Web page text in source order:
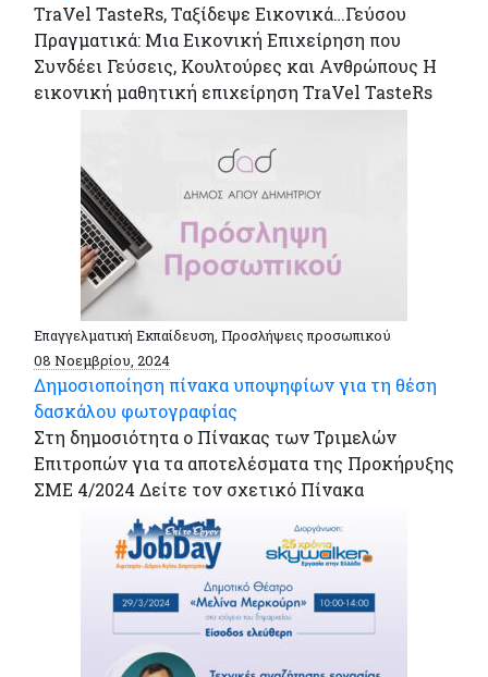
TraVel TasteRs, Ταξίδεψε Εικονικά…Γεύσου
Πραγματικά: Μια Εικονική Επιχείρηση που
Συνδέει Γεύσεις, Κουλτούρες και Ανθρώπους Η
εικονική μαθητική επιχείρηση TraVel TasteRs
Επαγγελματική Εκπαίδευση, Προσλήψεις προσωπικού
08 Νοεμβρίου, 2024
Δημοσιοποίηση πίνακα υποψηφίων για τη θέση
δασκάλου φωτογραφίας
Στη δημοσιότητα ο Πίνακας των Τριμελών
Επιτροπών για τα αποτελέσματα της Προκήρυξης
ΣΜΕ 4/2024 Δείτε τον σχετικό Πίνακα